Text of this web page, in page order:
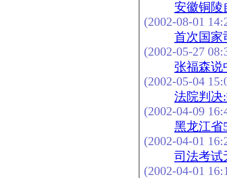
安徽铜陵
(2002-08-01
首次国家
(2002-05-27
张福森说
(2002-05-04
法院判决
(2002-04-09
黑龙江省
(2002-04-01
司法考试
(2002-04-01